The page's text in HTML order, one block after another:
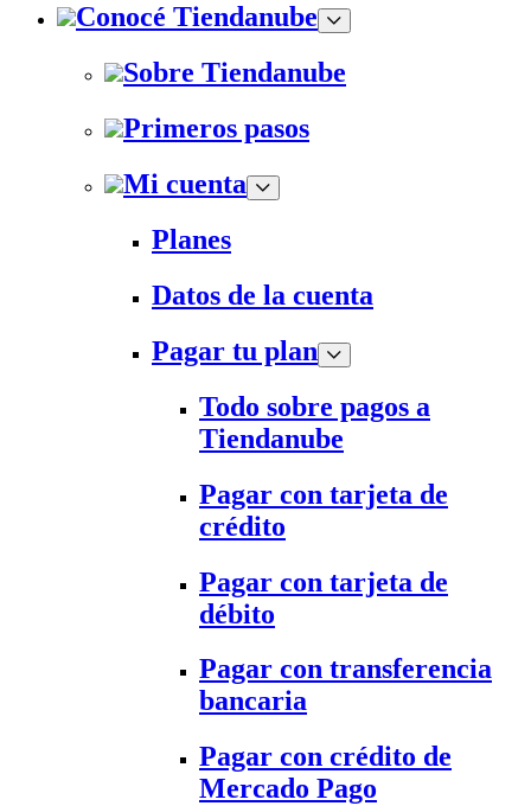
Conocé Tiendanube
Sobre Tiendanube
Primeros pasos
Mi cuenta
Planes
Datos de la cuenta
Pagar tu plan
Todo sobre pagos a
Tiendanube
Pagar con tarjeta de
crédito
Pagar con tarjeta de
débito
Pagar con transferencia
bancaria
Pagar con crédito de
Mercado Pago